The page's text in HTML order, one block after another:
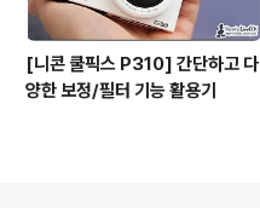
[니콘 쿨픽스 P310] 간단하고 다
양한 보정/필터 기능 활용기